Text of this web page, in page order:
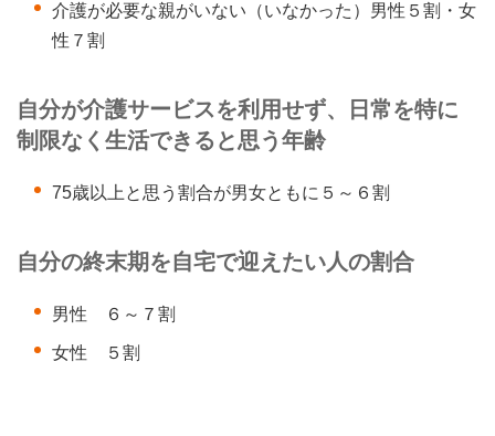
介護が必要な親がいない（いなかった）男性５割・女
性７割
自分が介護サービスを利用せず、日常を特に
制限なく生活できると思う年齢
75歳以上と思う割合が男女ともに５～６割
自分の終末期を自宅で迎えたい人の割合
男性 ６～７割
女性 ５割